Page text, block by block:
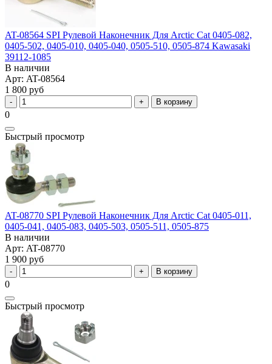
AT-08564 SPI Рулевой Наконечник Для Arctic Cat 0405-082,
0405-502, 0405-010, 0405-040, 0505-510, 0505-874 Kawasaki
39112-1085
В наличии
Арт: AT-08564
1 800 руб
В корзину
0
Быстрый просмотр
AT-08770 SPI Рулевой Наконечник Для Arctic Cat 0405-011,
0405-041, 0405-083, 0405-503, 0505-511, 0505-875
В наличии
Арт: AT-08770
1 900 руб
В корзину
0
Быстрый просмотр